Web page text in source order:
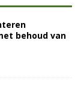
behoud van